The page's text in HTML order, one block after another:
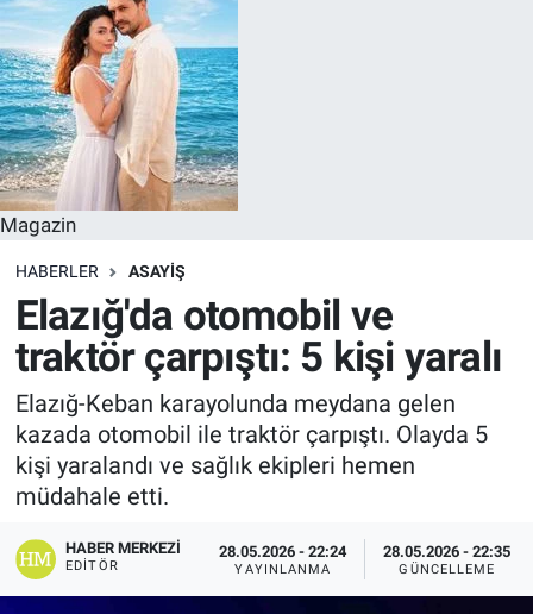
Magazin
HABERLER ASAYIŞ
Elazığ'da otomobil ve
traktör çarpıştı: 5 kişi yaralı
Elazığ-Keban karayolunda meydana gelen
kazada otomobil ile traktör çarpıştı. Olayda 5
kişi yaralandı ve sağlık ekipleri hemen
müdahale etti.
HABER MERKEZI
EDITÖR
28.05.2026 - 22:24
YAYINLANMA
28.05.2026 - 22:35
GÜNCELLEME